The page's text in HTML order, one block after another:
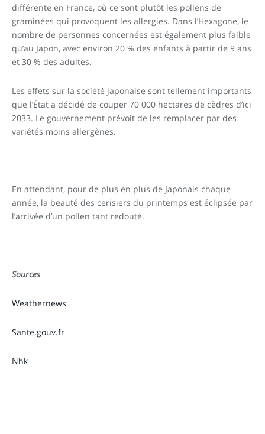
différente en France, où ce sont plutôt les pollens de
graminées qui provoquent les allergies. Dans l’Hexagone, le
nombre de personnes concernées est également plus faible
qu’au Japon, avec environ 20 % des enfants à partir de 9 ans
et 30 % des adultes.
Les effets sur la société japonaise sont tellement importants
que l’État a décidé de couper 70 000 hectares de cèdres d’ici
2033. Le gouvernement prévoit de les remplacer par des
variétés moins allergènes.
En attendant, pour de plus en plus de Japonais chaque
année, la beauté des cerisiers du printemps est éclipsée par
l’arrivée d’un pollen tant redouté.
Sources
Weathernews
Sante.gouv.fr
Nhk